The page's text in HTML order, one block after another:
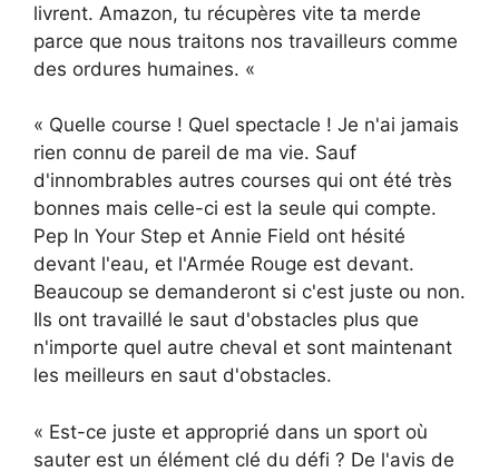
livrent. Amazon, tu récupères vite ta merde
parce que nous traitons nos travailleurs comme
des ordures humaines. «
« Quelle course ! Quel spectacle ! Je n'ai jamais
rien connu de pareil de ma vie. Sauf
d'innombrables autres courses qui ont été très
bonnes mais celle-ci est la seule qui compte.
Pep In Your Step et Annie Field ont hésité
devant l'eau, et l'Armée Rouge est devant.
Beaucoup se demanderont si c'est juste ou non.
Ils ont travaillé le saut d'obstacles plus que
n'importe quel autre cheval et sont maintenant
les meilleurs en saut d'obstacles.
« Est-ce juste et approprié dans un sport où
sauter est un élément clé du défi ? De l'avis de